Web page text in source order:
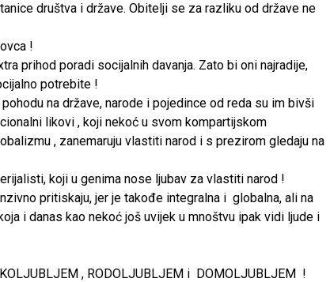
društva i države. Obitelji se za razliku od države ne
!
prihod poradi socijalnih davanja. Zato bi oni najradije,
potrebite !
na države, narode i pojedince od reda su im bivši
likovi , koji nekoć u svom kompartijskom
, zanemaruju vlastiti narod i s prezirom gledaju na
koji u genima nose ljubav za vlastiti narod !
pritiskaju, jer je takođe integralna i globalna, ali na
i danas kao nekoć još uvijek u mnoštvu ipak vidi ljude i
, RODOLJUBLJEM i DOMOLJUBLJEM !